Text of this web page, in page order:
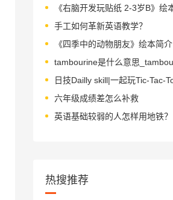
手工如何革新英语教学？
《四季中的动物朋友》绘本简介
六年级成绩差怎么补救
英语基础较弱的人怎样用地铁？
热搜推荐